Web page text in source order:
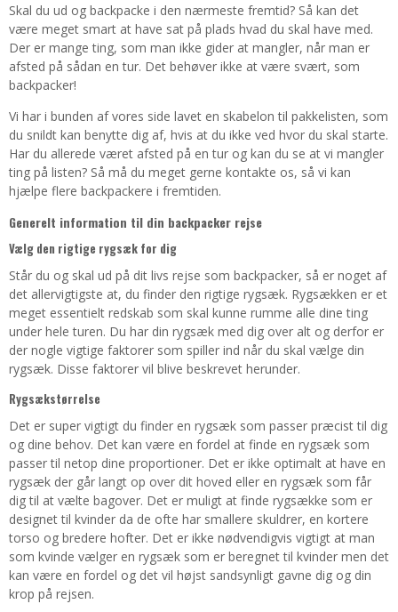
Skal du ud og backpacke i den nærmeste fremtid? Så kan det
være meget smart at have sat på plads hvad du skal have med.
Der er mange ting, som man ikke gider at mangler, når man er
afsted på sådan en tur. Det behøver ikke at være svært, som
backpacker!
Vi har i bunden af vores side lavet en skabelon til pakkelisten, som
du snildt kan benytte dig af, hvis at du ikke ved hvor du skal starte.
Har du allerede været afsted på en tur og kan du se at vi mangler
ting på listen? Så må du meget gerne kontakte os, så vi kan
hjælpe flere backpackere i fremtiden.
Generelt information til din backpacker rejse
Vælg den rigtige rygsæk for dig
Står du og skal ud på dit livs rejse som backpacker, så er noget af
det allervigtigste at, du finder den rigtige rygsæk. Rygsækken er et
meget essentielt redskab som skal kunne rumme alle dine ting
under hele turen. Du har din rygsæk med dig over alt og derfor er
der nogle vigtige faktorer som spiller ind når du skal vælge din
rygsæk. Disse faktorer vil blive beskrevet herunder.
Rygsækstørrelse
Det er super vigtigt du finder en rygsæk som passer præcist til dig
og dine behov. Det kan være en fordel at finde en rygsæk som
passer til netop dine proportioner. Det er ikke optimalt at have en
rygsæk der går langt op over dit hoved eller en rygsæk som får
dig til at vælte bagover. Det er muligt at finde rygsække som er
designet til kvinder da de ofte har smallere skuldrer, en kortere
torso og bredere hofter. Det er ikke nødvendigvis vigtigt at man
som kvinde vælger en rygsæk som er beregnet til kvinder men det
kan være en fordel og det vil højst sandsynligt gavne dig og din
krop på rejsen.